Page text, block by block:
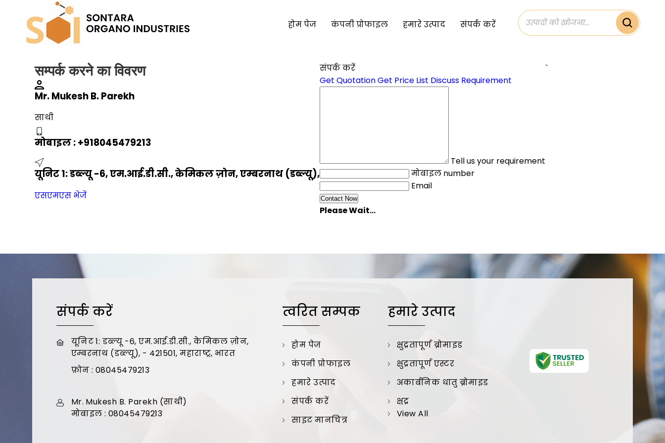
होम पेज कंपनी प्रोफाइल हमारे उत्पाद संपर्क करें
सम्पर्क करने का विवरण
Mr. Mukesh B. Parekh
साथी
मोबाइल :+918045479213
यूनिट 1: डब्ल्यू -6, एम.आई.डी.सी., केमिकल ज़ोन, एम्बरनाथ (डब्ल्यू),
एसएमएस भेजें
संपर्क करें
Get QuotationGet Price List Discuss Requirement
Tell us your requirement
मोबाइल number
Email
Please Wait...
`
संपर्क करें
यूनिट 1: डब्ल्यू -6, एम.आई.डी.सी., केमिकल ज़ोन,
एम्बरनाथ (डब्ल्यू), - 421501, महाराष्ट्र, भारत
फ़ोन : 08045479213
Mr. Mukesh B. Parekh (साथी)
मोबाइल : 08045479213
त्वरित सम्पक
होम पेज
कंपनी प्रोफाइल
हमारे उत्पाद
संपर्क करें
साइट मानचित्र
हमारे उत्पाद
क्षुद्रतापूर्ण ब्रोमाइड
क्षुद्रतापूर्ण एस्टर
अकार्बनिक धातु ब्रोमाइड
क्षुद्र
अकार्बनिक ब्रोमोइड
View All